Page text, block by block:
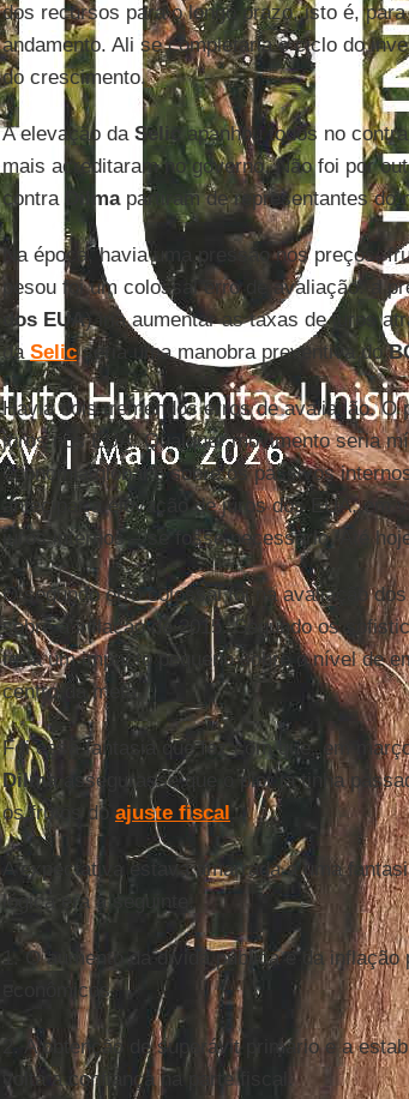
dos recursos para o longo prazo, isto é,
andamento. Ali se completaria o ciclo do
do crescimento.
A elevação da Selicapanhou todos no
mais acreditaram no governo. Não foi por
contra
Dilmapartiram de representantes do
Na época, havia uma pressão nos preços,
pesou foi um colossal erro de avaliação: a
dos EUA) iria aumentar as taxas de juros
da Selicseria uma manobra preventiva do
Havia dois tremendos erros de avaliação.
juros nos EUA. Qualquer movimento seria
economia global e sobre os passivos
antecipar à elevação de juros dos EUA, em
juros internos – se fosse necessário. Até
O segundo erro colossal foi na avaliação
sobre a inflação de 2015. Segundo os
teria um impacto pequeno sobre o nível de
centro da meta.
Foi essa fantasia que fez com que, em
Dilmaassegurasse que o pior já tinha
os frutos do ajuste fiscal.
A expectativa estava amarrada a uma
lógica era a seguinte:
1. O aumento da divida pública e da
econômicos.
2. A obtenção de superávit primário e a
volta a confiança na parte fiscal.